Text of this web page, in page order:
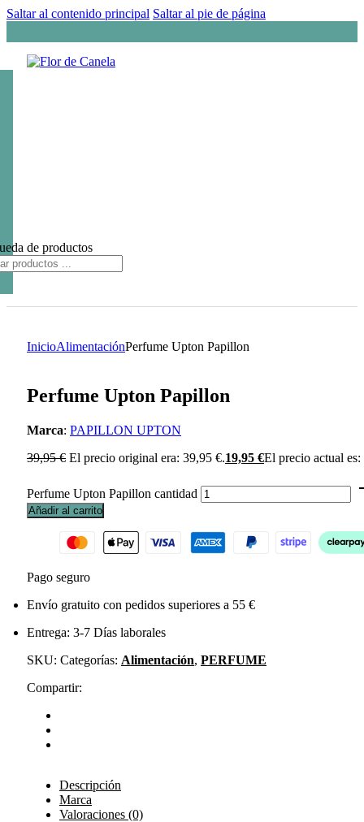
Saltar al contenido principal Saltar al pie de página
de productos
InicioAlimentaciónPerfume Upton Papillon
Perfume Upton Papillon
Marca: PAPILLON UPTON
39,95€ El precio original era: 39,95 €.19,95 €El precio actual
Perfume Upton Papillon cantidad
Añadir al carrito
Pago seguro
Envío gratuito con pedidos superiores a 55 €
Entrega: 3-7 Días laborales
SKU: Categorías: Alimentación, PERFUME
Compartir:
Descripción
Marca
Valoraciones (0)